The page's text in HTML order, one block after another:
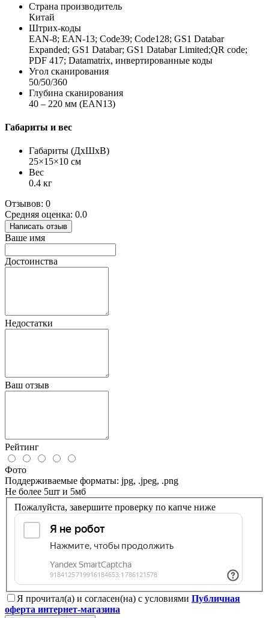
Страна производитель
Китай
Штрих-коды
EAN-8; EAN-13; Code39; Code128; GS1 Databar
Expanded; GS1 Databar; GS1 Databar Limited;QR code;
PDF 417; Datamatrix, инвертированные коды
Угол сканирования
50/50/360
Глубина сканирования
40 – 220 мм (EAN13)
Габариты и вес
Габариты (ДхШхВ)
25×15×10 см
Вес
0.4 кг
Отзывов: 0
Средняя оценка: 0.0
Написать отзыв
Ваше имя
Достоинства
Недостатки
Ваш отзыв
Рейтинг
Фото
Поддерживаемые форматы: jpg, .jpeg, .png
Не более 5шт и 5мб
Пожалуйста, завершите проверку по капче ниже
Я прочитал(а) и согласен(на) с условиями Публичная
оферта интернет-магазина